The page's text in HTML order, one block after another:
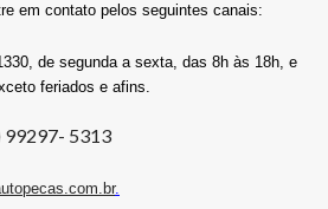
em contato pelos seguintes canais:
de segunda a sexta, das 8h às 18h, e
feriados e afins.
99297- 5313
.